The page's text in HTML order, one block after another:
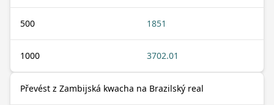
500 1851
1000 3702.01
Převést z Zambijská kwacha na Brazilský real